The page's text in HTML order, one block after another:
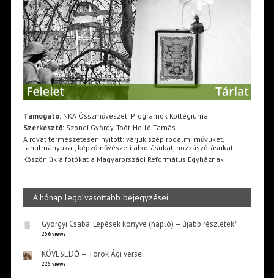
Támogató:NKA Összművészeti Programok Kollégiuma
Szerkesztő:Szondi György, Toót-Holló Tamás
A rovat természetesen nyitott: várjuk szépirodalmi művüket,
tanulmányukat, képzőművészeti alkotásukat, hozzászólásukat.
Köszönjük a fotókat a Magyarországi Református Egyháznak
A hónap legolvasottabb bejegyzései
Györgyi Csaba: Lépések könyve (napló) – újabb részletek*
256 views
KÖVESEDŐ – Török Ági versei
225 views